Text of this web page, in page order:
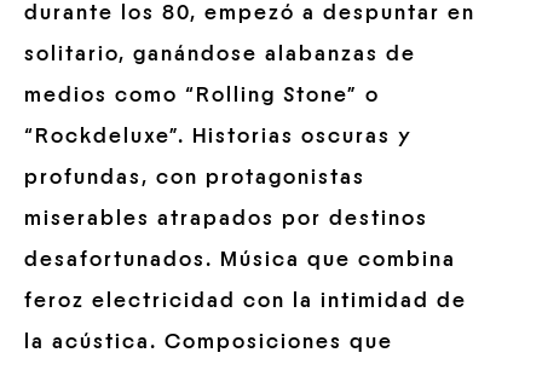
durante los 80, empezó a despuntar en
solitario, ganándose alabanzas de
medios como “Rolling Stone” o
“Rockdeluxe”. Historias oscuras y
profundas, con protagonistas
miserables atrapados por destinos
desafortunados. Música que combina
feroz electricidad con la intimidad de
la acústica. Composiciones que